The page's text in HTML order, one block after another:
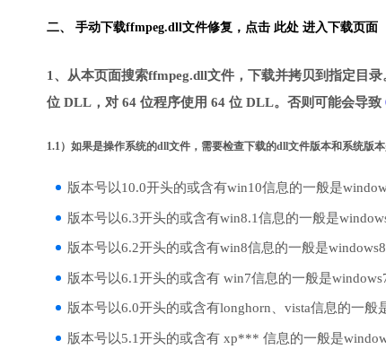
二、 手动下载ffmpeg.dll文件修复， 点击 此处 进入下载页面
1、从本页面搜索ffmpeg.dll文件，下载并拷贝到指定目
位 DLL，对 64 位程序使用 64 位 DLL。否则可能会导致
1.1）如果是操作系统的dll文件，需要检查下载的dll文件版本和系统版本
版本号以10.0开头的或含有win10信息的一般是
版本号以6.3开头的或含有win8.1信息的一般是
版本号以6.2开头的或含有win8信息的一般是
版本号以6.1开头的或含有 win7信息的一般是
版本号以6.0开头的或含有longhorn、vista信息的一般
版本号以5.1开头的或含有 xp*** 信息的一般是